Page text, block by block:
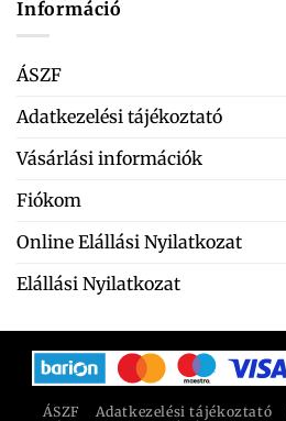
Információ
ÁSZF
Adatkezelési tájékoztató
Vásárlási információk
Fiókom
Online Elállási Nyilatkozat
Elállási Nyilatkozat
ÁSZF Adatkezelési tájékoztató